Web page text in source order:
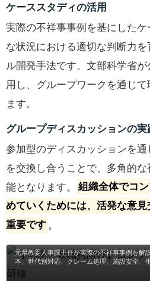
ケーススタディの活用
実際の不祥事事例を基にした
な状況における適切な判断力
ル開発手法です。文部科学省
用し、グループワークを通じ
ます。
グループディスカッションの実
参加型のディスカッションを
を交換し合うことで、多角的
能となります。
組織全体でコ
めていくためには、活発な意
重要です 。
【学校・教職員向け】コンプ
元県教委人事課主任が実際の不祥事事例を解
本、世代別対応、クレーム処理、施設安全、
～180分の講義＆ワークで実践指導。学校運
を醸成、地域・保護者からの信頼向上を図りま